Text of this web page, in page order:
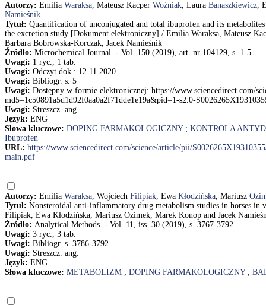
Autorzy: Emilia Waraksa, Mateusz Kacper Woźniak, Laura Banaszkiewicz,
Namieśnik.
Tytuł: Quantification of unconjugated and total ibuprofen and its
the excretion study [Dokument elektroniczny] / Emilia Waraksa, Mateusz
Barbara Bobrowska-Korczak, Jacek Namieśnik
Źródło: Microchemical Journal. - Vol. 150 (2019), art. nr 104129, s. 1-5
Uwagi: 1 ryc., 1 tab.
Uwagi: Odczyt dok.: 12.11.2020
Uwagi: Bibliogr. s. 5
Uwagi: Dostępny w formie elektronicznej: https://www.sciencedirect.com/
md5=1c50891a5d1d92f0aa0a2f71dde1e19a&pid=1-s2.0-
Uwagi: Streszcz. ang.
Język: ENG
Słowa kluczowe: DOPING FARMAKOLOGICZNY; KONTROLA
Ibuprofen
URL: https://www.sciencedirect.com/science/article/pii/
main.pdf
Autorzy: Emilia Waraksa, Wojciech Filipiak, Ewa Kłodzińska, Mariusz
Tytuł: Nonsteroidal anti-inflammatory drug metabolism studies in horses
Filipiak, Ewa Kłodzińska, Mariusz Ozimek, Marek Konop and Jacek
Źródło: Analytical Methods. - Vol. 11, iss. 30 (2019), s. 3767-3792
Uwagi: 3 ryc., 3 tab.
Uwagi: Bibliogr. s. 3786-3792
Uwagi: Streszcz. ang.
Język: ENG
Słowa kluczowe: METABOLIZM ; DOPING FARMAKOLOGICZNY;